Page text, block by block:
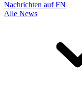
Nachrichten auf FN
Alle News